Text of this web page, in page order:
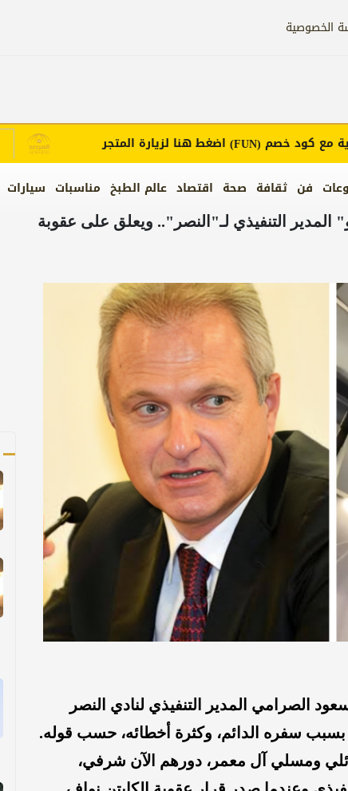
الخصوصية
فن ثقافة صحة اقتصاد عالم الطبخ مناسبات سيارات
كود خصم (FUN) اضغط هنا لزيارة المتجر
المدير التنفيذي لـ"النصر".. ويعلق على عقوبة
الصرامي المدير التنفيذي لنادي النصر
بسبب سفره الدائم، وكثرة أخطائه، حسب قوله.
ومسلي آل معمر، دورهم الآن شرفي،